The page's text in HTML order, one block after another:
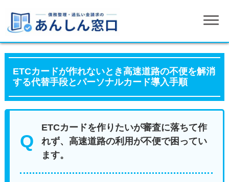
ETCカードが作れないとき高速道路の不便を解消
する代替手段とパーソナルカード導入手順
ETCカードを作りたいが審査に落ちて作
れず、高速道路の利用が不便で困ってい
ます。